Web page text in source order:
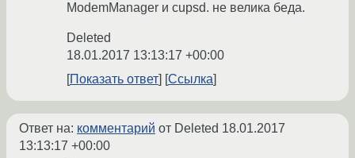
ModemManager и cupsd. не велика беда.
Deleted
18.01.2017 13:13:17 +00:00
Показать ответ
Ссылка
Ответ на: комментарий от Deleted 18.01.2017
13:13:17 +00:00